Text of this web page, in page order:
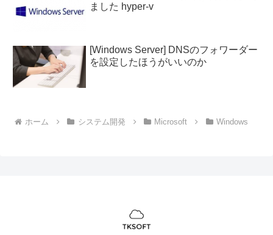
ました hyper-v
[Windows Server] DNSのフォワーダー
を設定したほうがいいのか
ホーム システム開発 Microsoft Windows